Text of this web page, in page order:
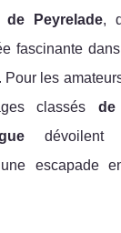
de Peyrelade,
fascinante
les
classésde
dévoilent
escapade